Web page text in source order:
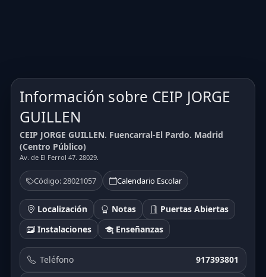
Información sobre CEIP JORGE
GUILLEN
CEIP JORGE GUILLEN. Fuencarral-El Pardo. Madrid
(Centro Público)
Av. de El Ferrol 47. 28029.
Código: 28021057 Calendario Escolar
Localización Notas
Puertas Abiertas
Instalaciones
Enseñanzas
Teléfono 917393801